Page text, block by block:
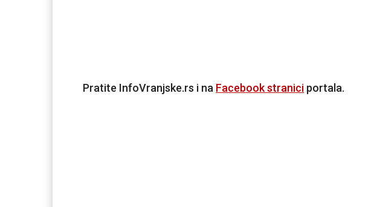
Pratite InfoVranjske.rs i na Facebook stranici portala.